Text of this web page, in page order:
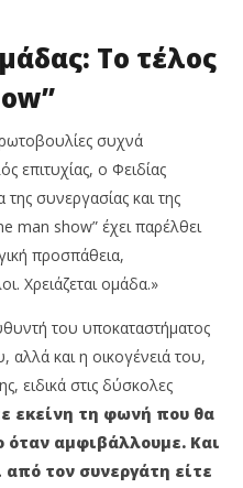
Το τέλος
συχνά
επιτυχίας, ο Φειδίας
της συνεργασίας και της
man show” έχει παρέλθει
προσπάθεια,
Χρειάζεται ομάδα.»
του υποκαταστήματος
αλλά και η οικογένειά του,
ειδικά στις δύσκολες
εκείνη τη φωνή που θα
όταν αμφιβάλλουμε. Και
τον συνεργάτη είτε